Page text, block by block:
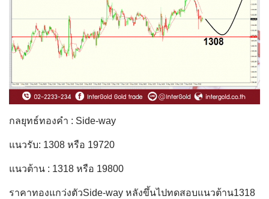
กลยุทธ์ทองคำ : Side-way
แนวรับ: 1308 หรือ 19720
แนวต้าน : 1318 หรือ 19800
ราคาทองแกว่งตัวSide-way หลังขึ้นไปทดสอบแนวต้าน1318